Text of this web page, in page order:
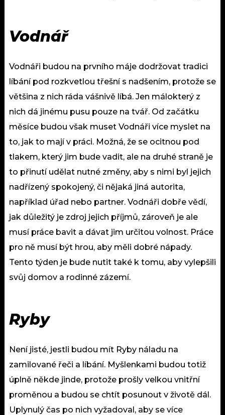
Vodnář
Vodnáři budou na prvního máje dodržovat tradici
líbání pod rozkvetlou třešní s nadšením, protože se
většina z nich ráda vášnivě líbá. Jen málokterý z
nich dá jinému pusu pouze na tvář. Od začátku
měsíce budou však muset Vodnáři více myslet na
to, jak to mají v práci. Možná, že se ocitnou pod
tlakem, který jim bude vadit, ale na druhé straně je
to přinutí udělat nutné změny, aby s nimi byl jejich
nadřízený spokojený, či nějaká jiná autorita,
například úřad nebo partner. Vodnáři dobře vědí,
jak důležitý je zdroj jejich příjmů, zároveň je ale
musí práce bavit a dávat jim určitou volnost. Práce
pro ně musí být hrou, aby měli dobré nápady.
Tento týden je bude nutit také k tomu, aby vylepšili
svůj domov a rodinné zázemí.
Ryby
Není jisté, jestli budou mít Ryby náladu na
zamilované řeči a líbání. Myšlenkami budou totiž
úplně někde jinde, protože prošly velkou vnitřní
proměnou a budou se chtít posunout v životě dál.
Uplynulý čas po nich vyžadoval, aby se více